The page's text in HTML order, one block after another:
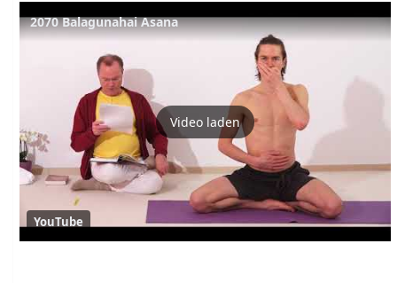
2070 Balagunahai Asana
Video laden
YouTube